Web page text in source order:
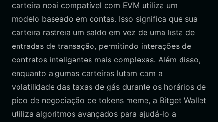
carteira noai compatível com EVM utiliza um
modelo baseado em contas. Isso significa que sua
carteira rastreia um saldo em vez de uma lista de
entradas de transação, permitindo interações de
contratos inteligentes mais complexas. Além disso,
enquanto algumas carteiras lutam com a
volatilidade das taxas de gás durante os horários de
pico de negociação de tokens meme, a Bitget Wallet
utiliza algoritmos avançados para ajudá-lo a